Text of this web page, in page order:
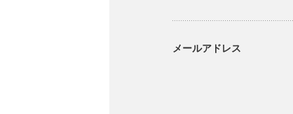
メールアドレス